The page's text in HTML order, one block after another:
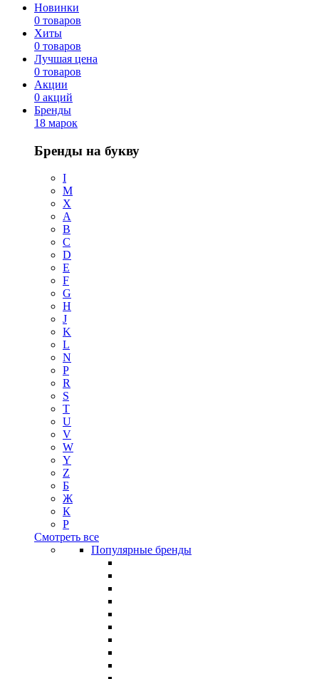
Новинки
0 товаров
Хиты
0 товаров
Лучшая цена
0 товаров
Акции
0 акций
Бренды
18 марок
Бренды на букву
I
M
X
A
B
C
D
E
F
G
H
J
K
L
N
P
R
S
T
U
V
W
Y
Z
Б
Ж
К
Р
Смотреть все
Популярные бренды